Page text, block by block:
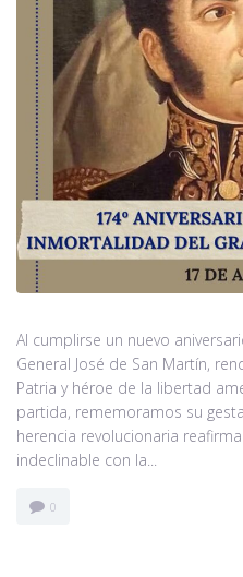
Al cumplirse un nuevo
General José de San Martín,
Patria y héroe de la libertad
partida, rememoramos su
herencia revolucionaria
indeclinable con la...
0